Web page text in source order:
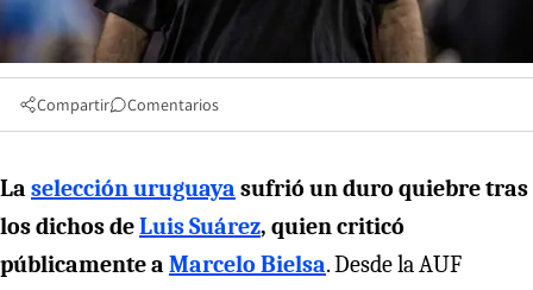
Compartir Comentarios
La selección uruguaya sufrió un duro quiebre tras
los dichos deLuis Suárez, quien criticó
públicamente a Marcelo Bielsa. Desde la AUF